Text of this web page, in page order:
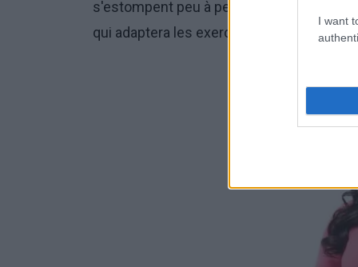
I want
s'estompent peu à peu. Il est également
qui adaptera les exercices à l'état du